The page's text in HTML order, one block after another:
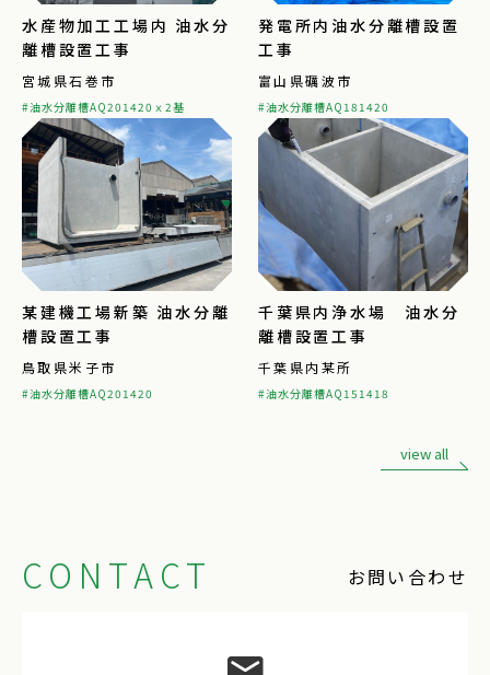
水産物加工工場内 油水分
離槽設置工事
宮城県石巻市
#油水分離槽AQ201420ｘ2基
発電所内油水分離槽設置
工事
富山県礪波市
#油水分離槽AQ181420
某建機工場新築 油水分離
槽設置工事
鳥取県米子市
#油水分離槽AQ201420
千葉県内浄水場 油水分
離槽設置工事
千葉県内某所
#油水分離槽AQ151418
view all
CONTACT お問い合わせ